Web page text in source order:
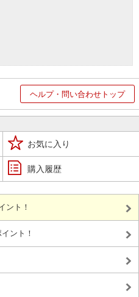
ヘルプ・問い合わせトップ
お気に入り
購入履歴
ント！
ント！